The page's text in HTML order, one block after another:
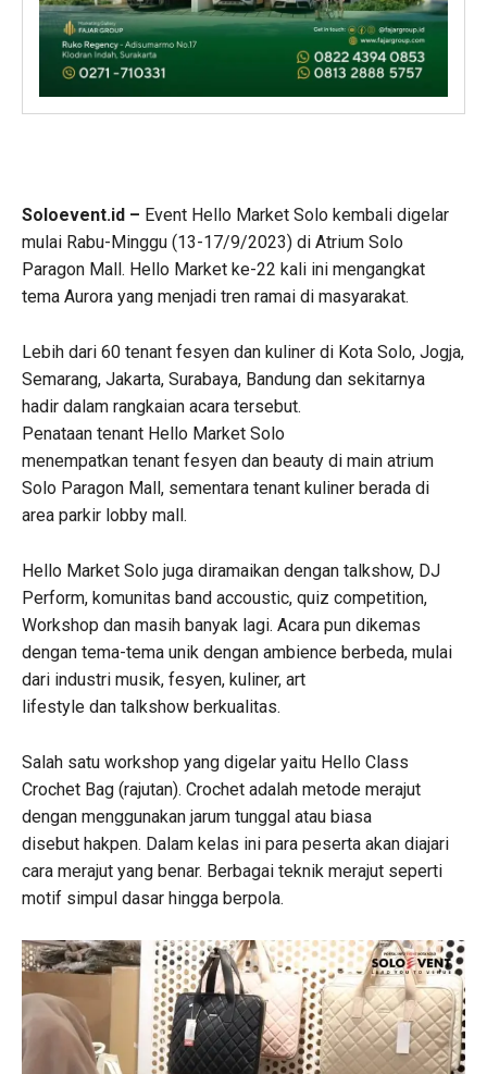
Soloevent.id – Event Hello Market Solo kembali digelar
mulai Rabu-Minggu (13-17/9/2023) di Atrium Solo
Paragon Mall. Hello Market ke-22 kali ini mengangkat
tema Aurora yang menjadi tren ramai di masyarakat.
Lebih dari 60 tenant fesyen dan kuliner di Kota Solo, Jogja,
Semarang, Jakarta, Surabaya, Bandung dan sekitarnya
hadir dalam rangkaian acara tersebut.
Penataan tenant Hello Market Solo
menempatkan tenant fesyen dan beauty di main atrium
Solo Paragon Mall, sementara tenant kuliner berada di
area parkir lobby mall.
Hello Market Solo juga diramaikan dengan talkshow, DJ
Perform, komunitas band accoustic, quiz competition,
Workshop dan masih banyak lagi. Acara pun dikemas
dengan tema-tema unik dengan ambience berbeda, mulai
dari industri musik, fesyen, kuliner, art
lifestyle dan talkshow berkualitas.
Salah satu workshop yang digelar yaitu Hello Class
Crochet Bag (rajutan). Crochet adalah metode merajut
dengan menggunakan jarum tunggal atau biasa
disebut hakpen. Dalam kelas ini para peserta akan diajari
cara merajut yang benar. Berbagai teknik merajut seperti
motif simpul dasar hingga berpola.